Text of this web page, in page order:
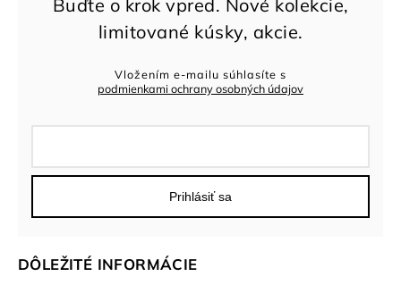
DÔLEŽITÉ INFORMÁCIE
Vložením e-mailu súhlasíte s
podmienkami ochrany osobných údajov
Prihlásiť sa